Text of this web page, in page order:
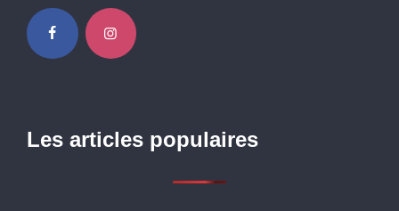
Les articles populaires